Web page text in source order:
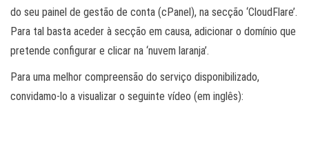
do seu painel de gestão de conta (cPanel), na secção ‘CloudFlare’.
Para tal basta aceder à secção em causa, adicionar o domínio que
pretende configurar e clicar na ‘nuvem laranja’.
Para uma melhor compreensão do serviço disponibilizado,
convidamo-lo a visualizar o seguinte vídeo (em inglês):